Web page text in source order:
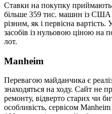
Ставки на покупку
більше 359 тис. машин із США
різним, як і первісна
засобів із нульовою ціною на
лот.
Manheim
Перевагою майданчика є
знаходяться на ходу. Сайт не
ремонту, відверто старих чи
особливість, сервісом